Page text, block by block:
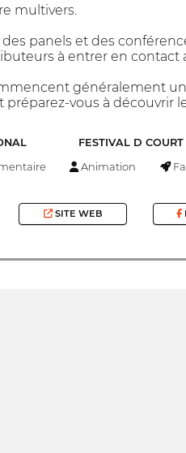
multivers.
des panels et des
à entrer en contact
généralement
préparez-vous à
FESTIVAL D
Animation
SITE WEB